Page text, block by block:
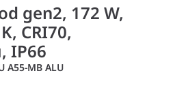
gen2, 172 W,
CRI70,
IP66
A55-MB ALU